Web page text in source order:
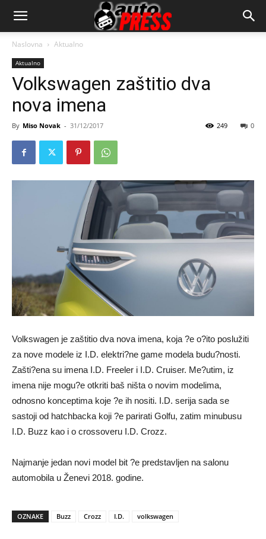
AutopressHR
Naslovna Aktualno
Aktualno
Volkswagen zaštitio dva
nova imena
By Miso Novak - 31/12/2017 0
249
Volkswagen je zaštitio dva nova imena, koja ?e o?ito poslužiti
za nove modele iz I.D. elektri?ne game modela budu?nosti.
Zašti?ena su imena I.D. Freeler i I.D. Cruiser. Me?utim, iz
imena nije mogu?e otkriti baš ništa o novim modelima,
odnosno konceptima koje ?e ih nositi. I.D. serija sada se
sastoji od hatchbacka koji ?e parirati Golfu, zatim minubusu
I.D. Buzz kao i o crossoveru I.D. Crozz.
Najmanje jedan novi model bit ?e predstavljen na salonu
automobila u Ženevi 2018. godine.
OZNAKE Buzz Crozz I.D. volkswagen